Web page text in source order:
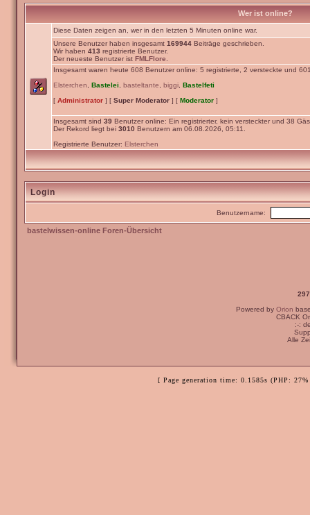
Wer ist online?
Diese Daten zeigen an, wer in den letzten 5 Minuten online war.
Unsere Benutzer haben insgesamt 169944 Beiträge geschrieben.
Wir haben 413 registrierte Benutzer.
Der neueste Benutzer ist FMLFlore
Insgesamt waren heute 608 Benutzer online: 5 registrierte, 2 versteckte und
Elsterchen
Bastelei basteltante biggi Bastelfeti
[ Administrator ] [ Super Moderator ] [ Moderator ]
Insgesamt sind 39 Benutzer online: Ein registrierter, kein versteckter und 38
Der Rekord liegt bei 3010 Benutzern am 06.08.2026, 05:11.
Registrierte Benutzer: Elsterchen
Login
Benutzername:
bastelwissen-online Foren-Übersicht
Powered by Orion
CBACK
:-:
Alle
[ Page generation time: 0.1585s (PHP: